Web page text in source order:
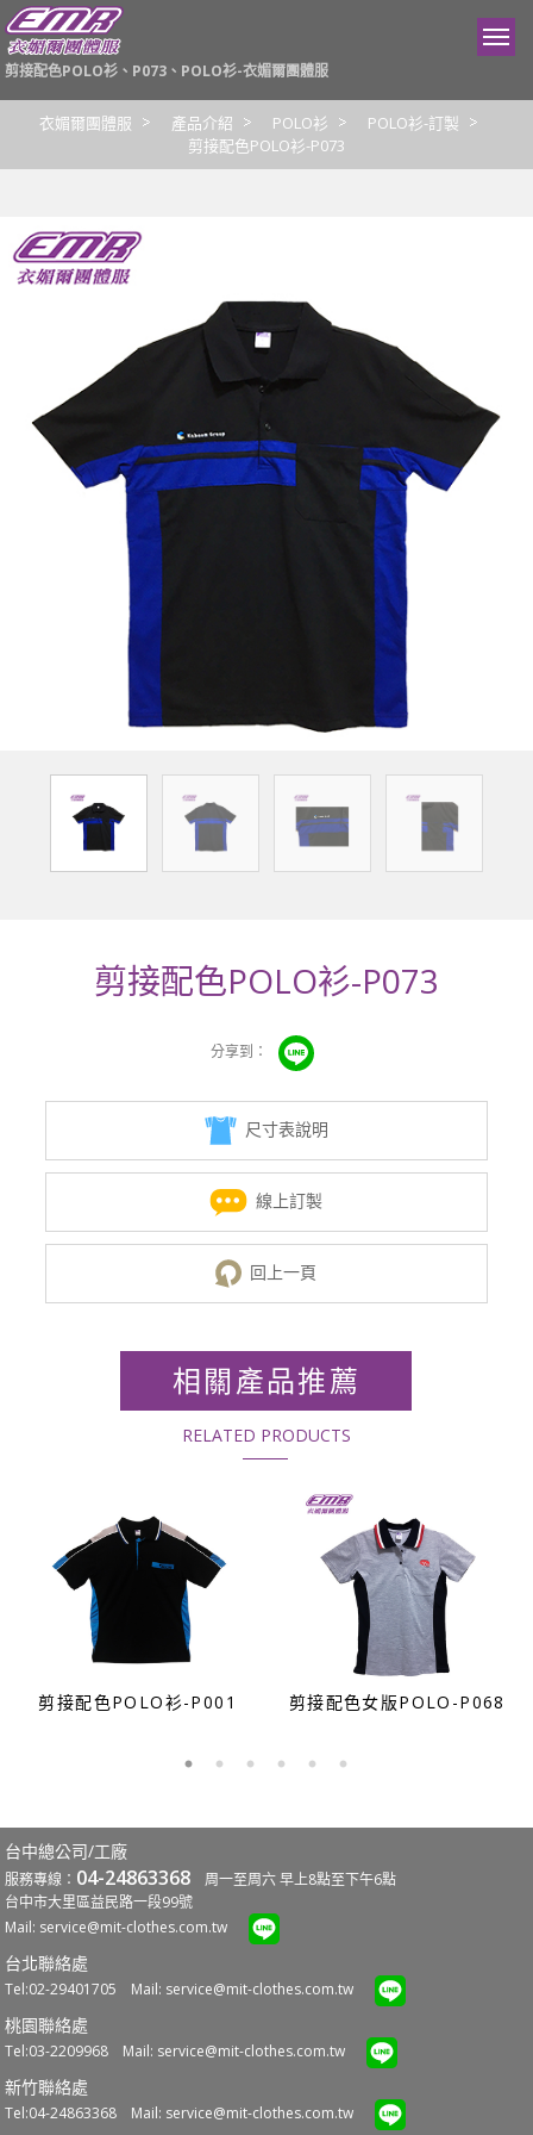
剪接配色POLO衫、P073、POLO衫-衣媚爾團體服
衣媚爾團體服 產品介紹 POLO衫
POLO衫-訂製
剪接配色POLO衫-P073
剪接配色POLO衫-P073
尺寸表說明
線上訂製
回上一頁
相關產品推薦
RELATED PRODUCTS
剪接配色POLO衫-P001 剪接配色女版POLO-P068
台中總公司/工廠
服務專線： 04-24863368 周一至周六 早上8點至下午6點
台中市大里區益民路一段99號
Mail: service@mit-clothes.com.tw
台北聯絡處
Tel:02-29401705 Mail: service@mit-clothes.com.tw
桃園聯絡處
Tel:03-2209968 Mail: service@mit-clothes.com.tw
新竹聯絡處
Tel:04-24863368 Mail: service@mit-clothes.com.tw